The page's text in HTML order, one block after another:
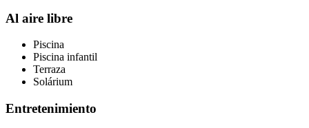
Al aire libre
Piscina
Piscina infantil
Terraza
Solárium
Entretenimiento